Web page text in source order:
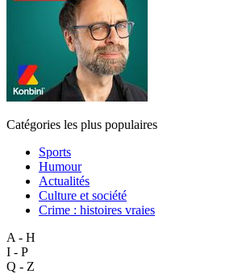
Catégories les plus populaires
Sports
Humour
Actualités
Culture et société
Crime : histoires vraies
A - H
I - P
Q - Z